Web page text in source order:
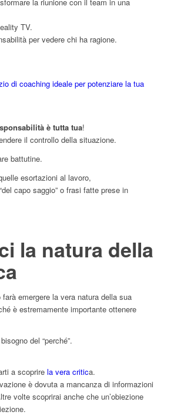
la riunione con il team in una
TV.
per vedere chi ha ragione.
di coaching ideale per potenziare la tua
è tutta tua!
il controllo della situazione.
battutine.
esortazioni al lavoro,
capo saggio” o frasi fatte prese in
la natura della
emergere la vera natura della sua
è estremamente importante ottenere
del “perché”.
a scoprire la vera critica.
è dovuta a mancanza di informazioni
volte scoprirai anche che un’obiezione